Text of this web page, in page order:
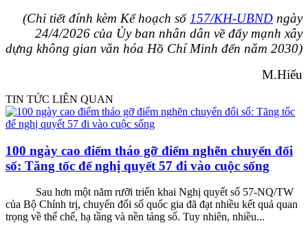
(Chi tiết đính kèm Kế hoạch số 157/KH-UBND ngày
24/4/2026 của Ủy ban nhân dân về đẩy mạnh xây
dựng không gian văn hóa Hồ Chí Minh đến năm 2030)
M.Hiếu
TIN TỨC LIÊN QUAN
100 ngày cao điểm tháo gỡ điểm nghẽn chuyển đổi
số: Tăng tốc để nghị quyết 57 đi vào cuộc sống
Sau hơn một năm rưỡi triển khai Nghị quyết số 57-NQ/TW
của Bộ Chính trị, chuyển đổi số quốc gia đã đạt nhiều kết quả quan
trọng về thể chế, hạ tầng và nền tảng số. Tuy nhiên, nhiều...